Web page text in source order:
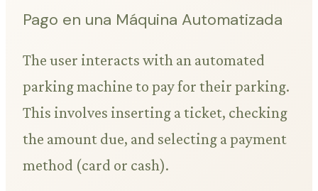
Pago en una Máquina Automatizada
The user interacts with an automated
parking machine to pay for their parking.
This involves inserting a ticket, checking
the amount due, and selecting a payment
method (card or cash).